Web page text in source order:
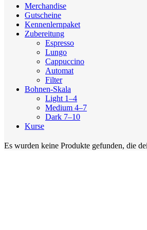
Merchandise
Gutscheine
Kennenlernpaket
Zubereitung
Espresso
Lungo
Cappuccino
Automat
Filter
Bohnen-Skala
Light 1–4
Medium 4–7
Dark 7–10
Kurse
Es wurden keine Produkte gefunden, die